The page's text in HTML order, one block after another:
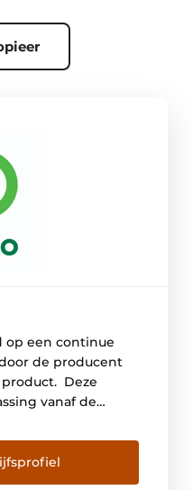
op een continue
de producent
Deze
vanaf de
periodiek
door de